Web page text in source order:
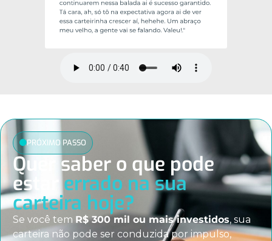
PRÓXIMO PASSO
Quer saber o que pode
estar errado na sua
carteira hoje?
Se você tem R$ 300 mil ou mais investidos, sua
carteira não pode ser conduzida por impulso,